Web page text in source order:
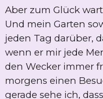
Aber zum Glück
Und mein Garten
jeden Tag darüber,
wenn er mir jede
den Wecker immer
morgens einen
gerade sehe ich,